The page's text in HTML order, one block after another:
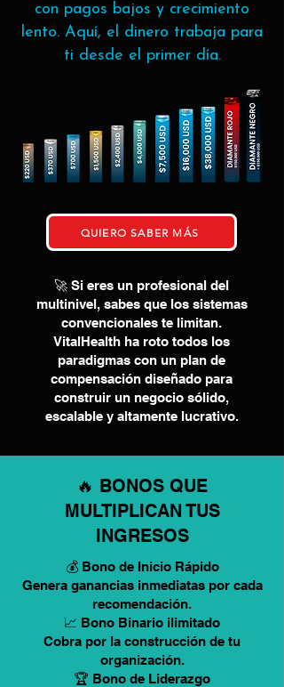
con pagos bajos y crecimiento
lento. Aquí, el dinero trabaja para
ti desde el primer día.
QUIERO SABER MÁS
🚀 Si eres un profesional del
multinivel, sabes que los sistemas
convencionales te limitan.
VitalHealth ha roto todos los
paradigmas con un plan de
compensación diseñado para
construir un negocio sólido,
escalable y altamente lucrativo.
🔥 BONOS QUE
MULTIPLICAN TUS
INGRESOS
💰 Bono de Inicio Rápido
Genera ganancias inmediatas por cada
recomendación.
📈 Bono Binario ilimitado
Cobra por la construcción de tu
organización.
🏆 Bono de Liderazgo